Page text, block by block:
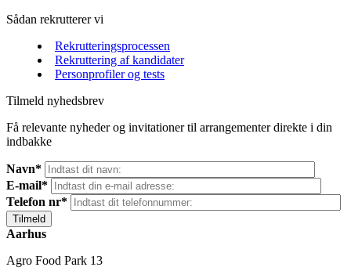
Sådan rekrutterer vi
Rekrutteringsprocessen
Rekruttering af kandidater
Personprofiler og tests
Tilmeld nyhedsbrev
Få relevante nyheder og invitationer til arrangementer direkte i din
indbakke
Navn*
E-mail*
Telefon nr*
Aarhus
Agro Food Park 13